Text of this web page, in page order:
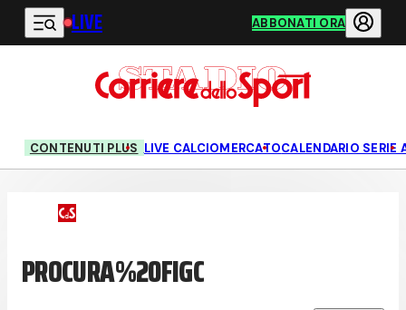
Vai al contenuto principale
LIVE ABBONATI ORA
CONTENUTI PLUS LIVE CALCIOMERCATOCALENDARIO SERIE
PROCURA%20FIGC